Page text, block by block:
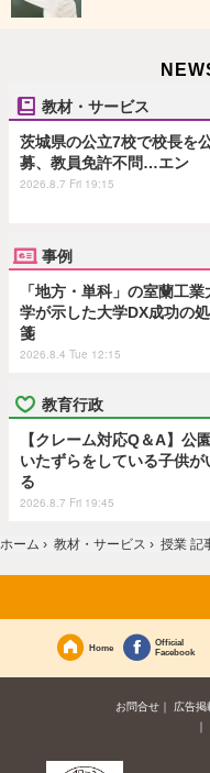
教材・サービス
茨城県の公立7校で校長を
募、教員免許不問…エン
2026.8.7 Fri 19:15
事例
「地方・単科」の室蘭工業
学が示した大学DX成功の
箋
2026.8.4 Tue 12:15
教育行政
【クレーム対応Q＆A】公
いたずらをしている子供が
る
2026.8.7 Fri 19:45
ホーム › 教材・サービス › 授業 記
Home
Official
Facebook
お問合せ 広告掲